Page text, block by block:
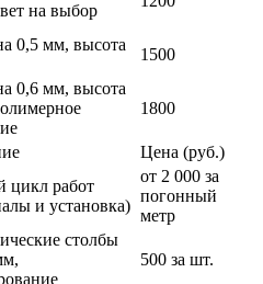
на выбор
0,5 мм, высота
1500
0,6 мм, высота
1800
Цена (руб.)
цикл работ
и установка)
от 2 000 за
погонный
метр
столбы
500 за шт.